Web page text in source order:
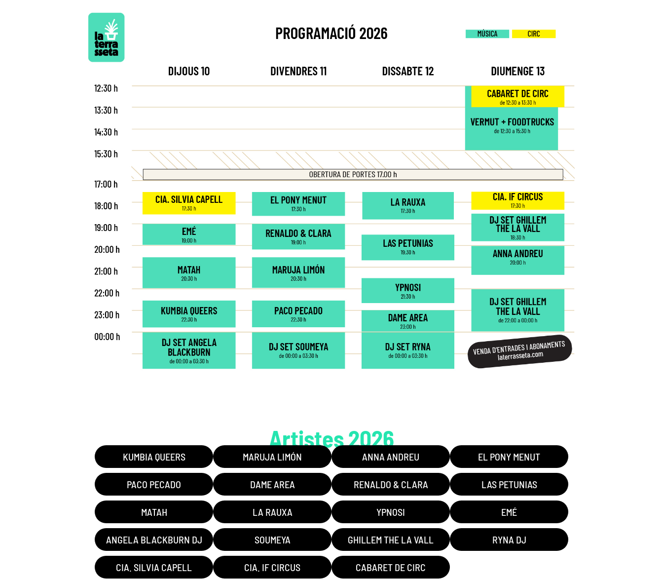
Artistes 2026
KUMBIA QUEERS
PACO PECADO
MATAH
ANGELA BLACKBURN DJ
CIA. SILVIA CAPELL
MARUJA LIMÓN
DAME AREA
LA RAUXA
SOUMEYA
CIA. IF CIRCUS
ANNA ANDREU
RENALDO & CLARA
YPNOSI
GHILLEM THE LA VALL
CABARET DE CIRC
EL PONY MENUT
LAS PETUNIAS
EMÉ
RYNA DJ